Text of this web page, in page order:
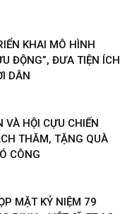
KHAI MÔ HÌNH
ĐỘNG”, ĐƯA TIỆN ÍCH
DÂN
HỘI CỰU CHIẾN
THĂM, TẶNG QUÀ
CÔNG
MẶT KỶ NIỆM 79